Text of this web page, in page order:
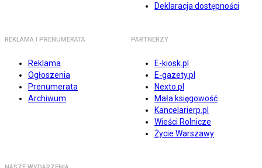
Deklaracja dostępności
REKLAMA I PRENUMERATA
Reklama
Ogłoszenia
Prenumerata
Archiwum
PARTNERZY
E-kiosk.pl
E-gazety.pl
Nexto.pl
Mała księgowość
Kancelarierp.pl
Wieści Rolnicze
Życie Warszawy